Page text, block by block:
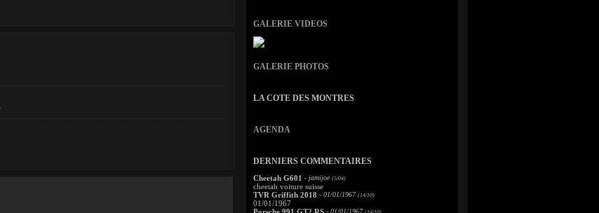
GALERIE VIDEOS
GALERIE PHOTOS
LA COTE DES MONTRES
AGENDA
DERNIERS COMMENTAIRES
Cheetah G601 - jamijoe (5/04)
cheetah voiture suisse
TVR Griffith 2018 - 01/01/1967 (14/10)
01/01/1967
- 01/01/1967